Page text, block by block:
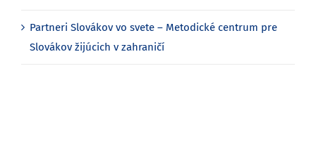
Partneri Slovákov vo svete – Metodické centrum pre
Slovákov žijúcich v zahraničí